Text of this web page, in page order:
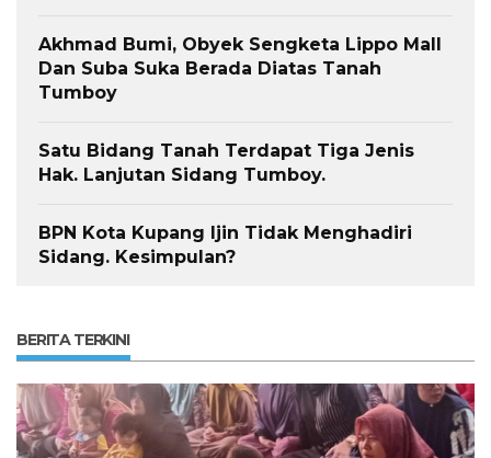
Akhmad Bumi, Obyek Sengketa Lippo Mall
Dan Suba Suka Berada Diatas Tanah
Tumboy
Satu Bidang Tanah Terdapat Tiga Jenis
Hak. Lanjutan Sidang Tumboy.
BPN Kota Kupang Ijin Tidak Menghadiri
Sidang. Kesimpulan?
BERITA TERKINI